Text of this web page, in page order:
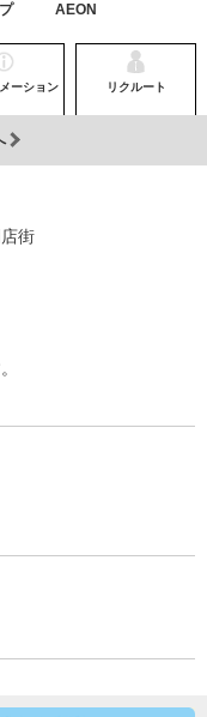
AEON
ーション リクルート
街